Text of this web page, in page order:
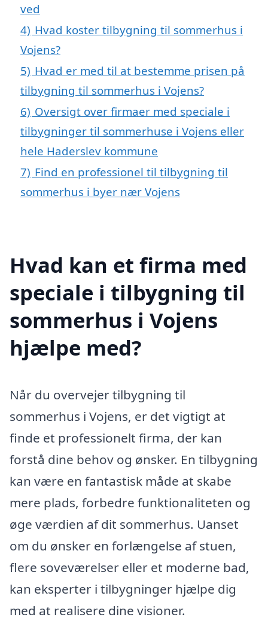
ved
4) Hvad koster tilbygning til sommerhus i
Vojens?
5) Hvad er med til at bestemme prisen på
tilbygning til sommerhus i Vojens?
6) Oversigt over firmaer med speciale i
tilbygninger til sommerhuse i Vojens eller
hele Haderslev kommune
7) Find en professionel til tilbygning til
sommerhus i byer nær Vojens
Hvad kan et firma med
speciale i tilbygning til
sommerhus i Vojens
hjælpe med?
Når du overvejer tilbygning til
sommerhus i Vojens, er det vigtigt at
finde et professionelt firma, der kan
forstå dine behov og ønsker. En tilbygning
kan være en fantastisk måde at skabe
mere plads, forbedre funktionaliteten og
øge værdien af dit sommerhus. Uanset
om du ønsker en forlængelse af stuen,
flere soveværelser eller et moderne bad,
kan eksperter i tilbygninger hjælpe dig
med at realisere dine visioner.